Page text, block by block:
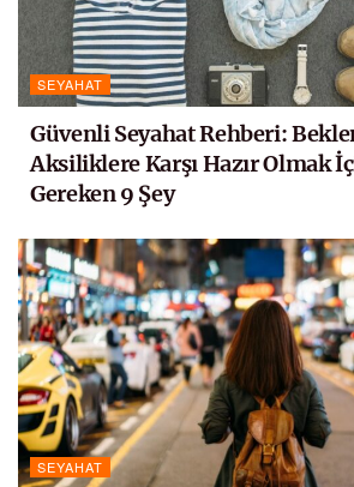
SEYAHAT
Güvenli Seyahat Rehberi:
Aksiliklere Karşı Hazır Olmak
Gereken 9 Şey
SEYAHAT